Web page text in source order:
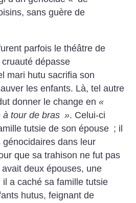
sans guère de
parfois le théâtre de
dépasse
mari hutu sacrifia son
les enfants. Là, tel autre
donner le change en«
à tour de bras ». Celui-ci
tutsie de son épouse ; il
dans leur
que sa trahison ne fut pas
deux épouses, une
il a caché sa famille tutsie
hutus, feignant de